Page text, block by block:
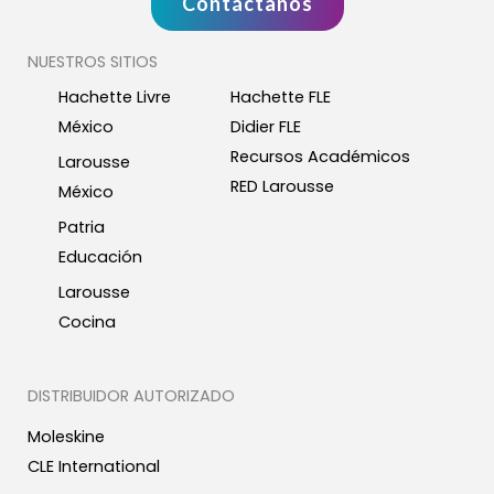
NUESTROS SITIOS
Hachette Livre
México
Larousse
México
Patria
Educación
Larousse
Cocina
Hachette FLE
Didier FLE
Recursos Académicos
RED Larousse
DISTRIBUIDOR AUTORIZADO
Moleskine
CLE International